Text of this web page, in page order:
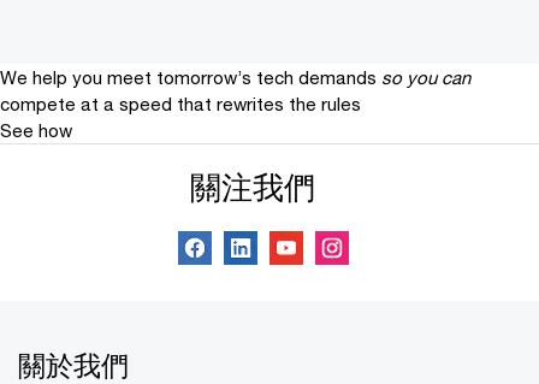
We help you meet tomorrow’s tech demands so you can
compete at a speed that rewrites the rules
See how
關注我們
關於我們